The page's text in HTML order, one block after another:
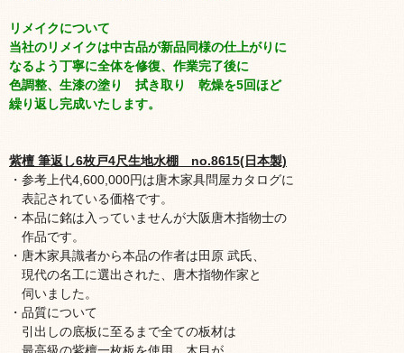
リメイクについて
当社のリメイクは中古品が新品同様の仕上がりに
なるよう丁寧に全体を修復、作業完了後に
色調整、生漆の塗り 拭き取り 乾燥を5回ほど
繰り返し完成いたします。
紫檀 筆返し6枚戸4尺生地水棚 no.8615(日本製)
・参考上代4,600,000円は唐木家具問屋カタログに
表記されている価格です。
・本品に銘は入っていませんが大阪唐木指物士の
作品です。
・唐木家具識者から本品の作者は田原 武氏、
現代の名工に選出された、唐木指物作家と
伺いました。
・品質について
引出しの底板に至るまで全ての板材は